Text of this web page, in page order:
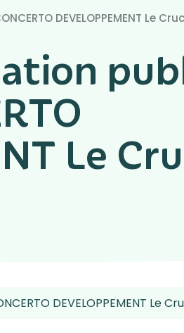
DEVELOPPEMENT Le
Le
DEVELOPPEMENT Le